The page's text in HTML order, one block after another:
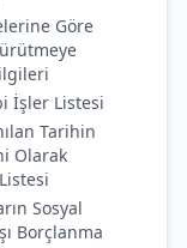
Göre
İşler Listesi
Tarihin
Olarak
Sosyal
Borçlanma